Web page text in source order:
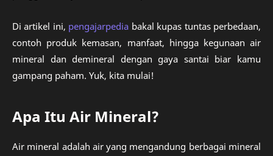
Di artikel ini, pengajarpedia bakal kupas tuntas perbedaan,
contoh produk kemasan, manfaat, hingga kegunaan air
mineral dan demineral dengan gaya santai biar kamu
gampang paham. Yuk, kita mulai!
Apa Itu Air Mineral?
Air mineral adalah air yang mengandung berbagai mineral